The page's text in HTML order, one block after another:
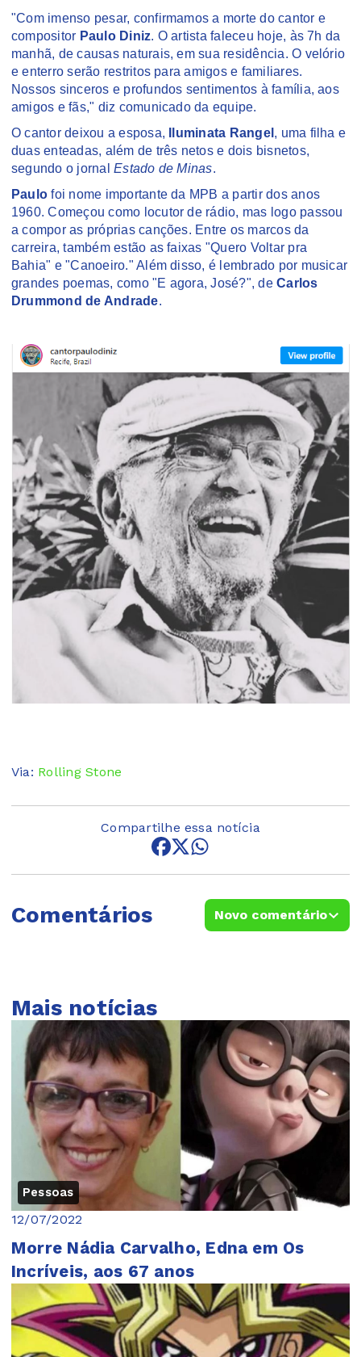
"Com imenso pesar, confirmamos a morte do cantor e
compositor Paulo Diniz. O artista faleceu hoje, às 7h da
manhã, de causas naturais, em sua residência. O velório
e enterro serão restritos para amigos e familiares.
Nossos sinceros e profundos sentimentos à família, aos
amigos e fãs," diz comunicado da equipe.
O cantor deixou a esposa,
Iluminata Rangel , uma filha e
duas enteadas, além de três netos e dois bisnetos,
segundo o jornalEstado de Minas.
Paulo foi nome importante da MPB a partir dos anos
1960. Começou como locutor de rádio, mas logo passou
a compor as próprias canções. Entre os marcos da
carreira, também estão as faixas "Quero Voltar pra
Bahia" e "Canoeiro." Além disso, é lembrado por musicar
grandes poemas, como "E agora, José?", deCarlos
Drummond de Andrade.
Via: Rolling Stone
Compartilhe essa notícia
Comentários Novo comentário
Mais notícias
Pessoas
12/07/2022
Morre Nádia Carvalho, Edna em Os
Incríveis, aos 67 anos